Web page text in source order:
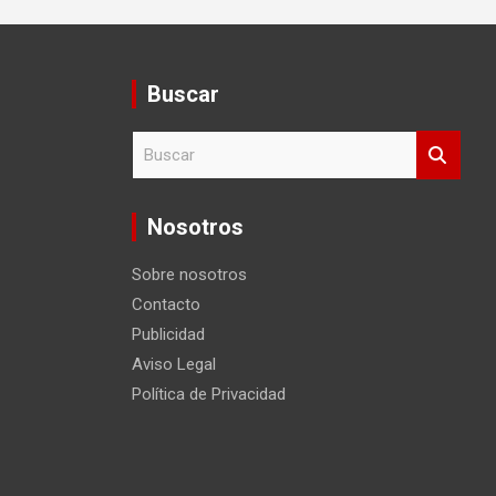
Buscar
c
Nosotros
Sobre nosotros
Contacto
Publicidad
Aviso Legal
Política de Privacidad